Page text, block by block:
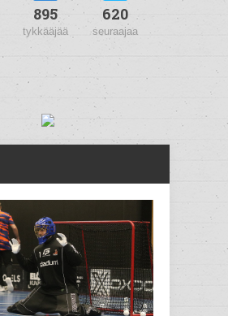
895
tykkääjää
620
seuraajaa